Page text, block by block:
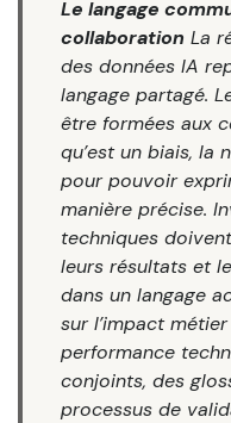
Le langage
collaboration La
des données IA
langage partagé.
être formées aux
qu’est un biais, la
pour pouvoir
manière précise.
techniques
leurs résultats et
dans un langage
sur l’impact
performance
conjoints, des
processus de